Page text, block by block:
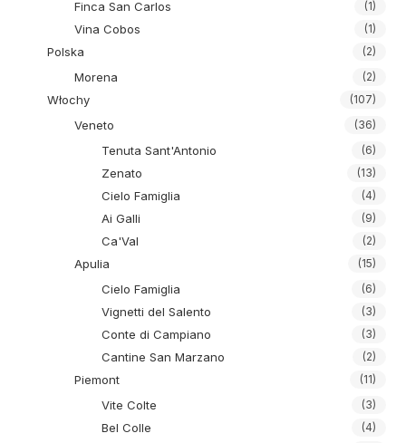
Finca San Carlos (1)
Vina Cobos (1)
Polska (2)
Morena (2)
Włochy (107)
Veneto (36)
Tenuta Sant'Antonio (6)
Zenato (13)
Cielo Famiglia (4)
Ai Galli (9)
Ca'Val (2)
Apulia (15)
Cielo Famiglia (6)
Vignetti del Salento (3)
Conte di Campiano (3)
Cantine San Marzano (2)
Piemont (11)
Vite Colte (3)
Bel Colle (4)